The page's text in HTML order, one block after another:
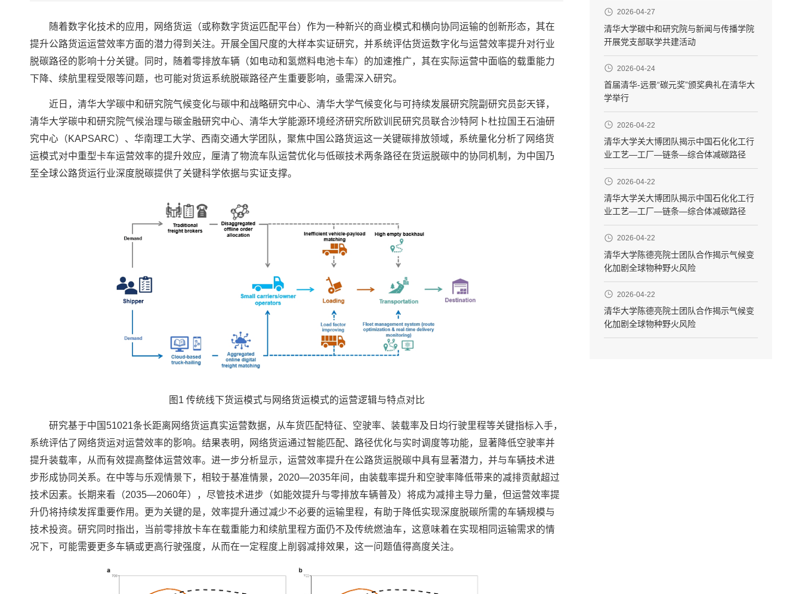
随着数字化技术的应用，网络货运（或称数字货运匹配平台）作为一种新兴的商业模式和横向协同运输的创新形态，其在
提升公路货运运营效率方面的潜力得到关注。开展全国尺度的大样本实证研究，并系统评估货运数字化与运营效率提升对行业
脱碳路径的影响十分关键。同时，随着零排放车辆（如电动和氢燃料电池卡车）的加速推广，其在实际运营中面临的载重能力
下降、续航里程受限等问题，也可能对货运系统脱碳路径产生重要影响，亟需深入研究。
近日，清华大学碳中和研究院气候变化与碳中和战略研究中心、清华大学气候变化与可持续发展研究院副研究员彭天铎，
清华大学碳中和研究院气候治理与碳金融研究中心、清华大学能源环境经济研究所欧训民研究员联合沙特阿卜杜拉国王石油研
究中心（KAPSARC）、华南理工大学、西南交通大学团队，聚焦中国公路货运这一关键碳排放领域，系统量化分析了网络货
运模式对中重型卡车运营效率的提升效应，厘清了物流车队运营优化与低碳技术两条路径在货运脱碳中的协同机制，为中国乃
至全球公路货运行业深度脱碳提供了关键科学依据与实证支撑。
图1 传统线下货运模式与网络货运模式的运营逻辑与特点对比
研究基于中国51021条长距离网络货运真实运营数据，从车货匹配特征、空驶率、装载率及日均行驶里程等关键指标入手，
系统评估了网络货运对运营效率的影响。结果表明，网络货运通过智能匹配、路径优化与实时调度等功能，显著降低空驶率并
提升装载率，从而有效提高整体运营效率。进一步分析显示，运营效率提升在公路货运脱碳中具有显著潜力，并与车辆技术进
步形成协同关系。在中等与乐观情景下，相较于基准情景，2020—2035年间，由装载率提升和空驶率降低带来的减排贡献超过
技术因素。长期来看（2035—2060年），尽管技术进步（如能效提升与零排放车辆普及）将成为减排主导力量，但运营效率提
升仍将持续发挥重要作用。更为关键的是，效率提升通过减少不必要的运输里程，有助于降低实现深度脱碳所需的车辆规模与
技术投资。研究同时指出，当前零排放卡车在载重能力和续航里程方面仍不及传统燃油车，这意味着在实现相同运输需求的情
况下，可能需要更多车辆或更高行驶强度，从而在一定程度上削弱减排效果，这一问题值得高度关注。
2026-04-27
清华大学碳中和研究院与新闻与传播学院
开展党支部联学共建活动
2026-04-24
首届清华-远景“碳元奖”颁奖典礼在清华大
学举行
2026-04-22
清华大学关大博团队揭示中国石化化工行
业工艺—工厂—链条—综合体减碳路径
2026-04-22
清华大学关大博团队揭示中国石化化工行
业工艺—工厂—链条—综合体减碳路径
2026-04-22
清华大学陈德亮院士团队合作揭示气候变
化加剧全球物种野火风险
2026-04-22
清华大学陈德亮院士团队合作揭示气候变
化加剧全球物种野火风险